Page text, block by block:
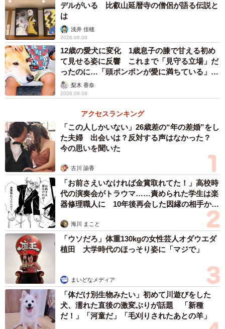
デルがいる 比叡山延暦寺の僧侶が語る伝説と
は
浅井 佳穂
2026.08.08
12歳の愛犬に変化 1歳息子の膝で甘える初め
て見せる姿に反響 これまで「見守る立場」だ
ったのに…「頭ポンポンが愛に満ちている」
「尊…」
梨木 香奈
2026.08.08
アクセスランキング
「この人しかいない」26歳差の“年の差婚”をし
た夫婦 出会いは？反対する声はなかった？
今の思いを聞いた
古川 諭香
「お前さえいなければ金賞取れてた！」高校時
代の演奏会がトラウマ……責められた学生は楽
器修理職人に 10年後再会した因縁の相手から
海川 まこと
「ウソだろ」体重130kgの女性芸人オダウエダ
植田 大学時代のほっそり姿に「マジで」
まいどなメディア
「体だけ別生物みたい」初めて川遊びをした
犬、濡れた直後の激変ぶりが話題 「新種
だ！」「河童だ」「毛刈りされたあとの羊」